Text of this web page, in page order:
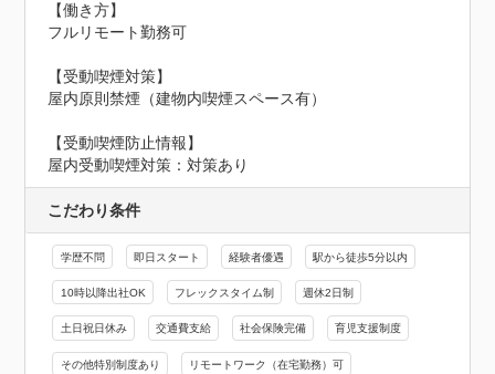
【働き方】
フルリモート勤務可
【受動喫煙対策】
屋内原則禁煙（建物内喫煙スペース有）
【受動喫煙防止情報】
屋内受動喫煙対策：対策あり
こだわり条件
学歴不問 即日スタート 経験者優遇 駅から徒歩5分以内
10時以降出社OK フレックスタイム制 週休2日制
土日祝日休み 交通費支給 社会保険完備 育児支援制度
その他特別制度あり リモートワーク（在宅勤務）可